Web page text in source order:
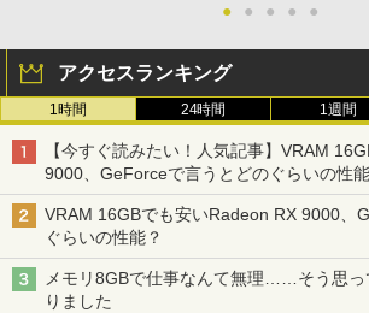
● ● ● ● ●
アクセスランキング
1時間 24時間 1週間
【今すぐ読みたい！人気記事】VRAM
9000、GeForceで言うとどのぐらいの性
VRAM 16GBでも安いRadeon RX 9000、
ぐらいの性能？
メモリ8GBで仕事なんて無理……そう思っ
りました